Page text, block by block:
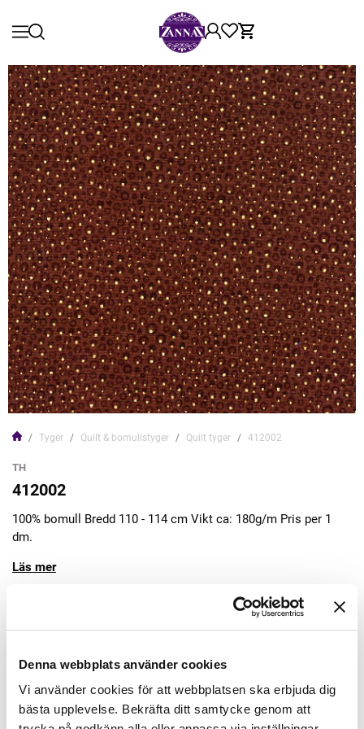
Denna webbplats använder cookies
Vi använder cookies för att webbplatsen ska erbjuda dig
bästa upplevelse. Bekräfta ditt samtycke genom att
Tyger Quilt & bomullstyger Quilt tyger 412002
TH
412002
100% bomull Bredd 110 - 114 cm Vikt ca: 180g/m Pris per 1
dm.
Läs mer
Lägg till varukorgen
Finns i lager